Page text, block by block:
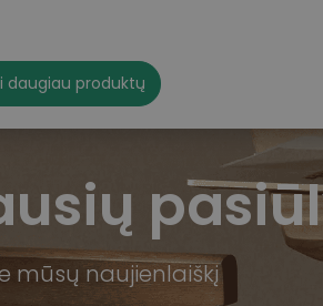
daugiau produktų
mūsų naujienlaiškį